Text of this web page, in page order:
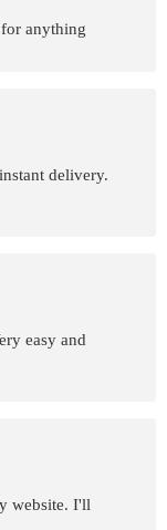
for anything
delivery.
easy and
website. I'll